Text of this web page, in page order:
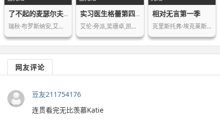
了不起的麦瑟尔夫人第五季
瑞秋·布罗斯纳安,艾利克斯·布斯汀,迈…
实习医生格蕾第四季
艾伦·旁派,吴珊卓,凯瑟琳·海格尔
相对无言第一季
克里斯托弗·埃克莱斯顿,李·恩格里比…
网友评论
豆友211754176
连贯看完无比羡慕Katie